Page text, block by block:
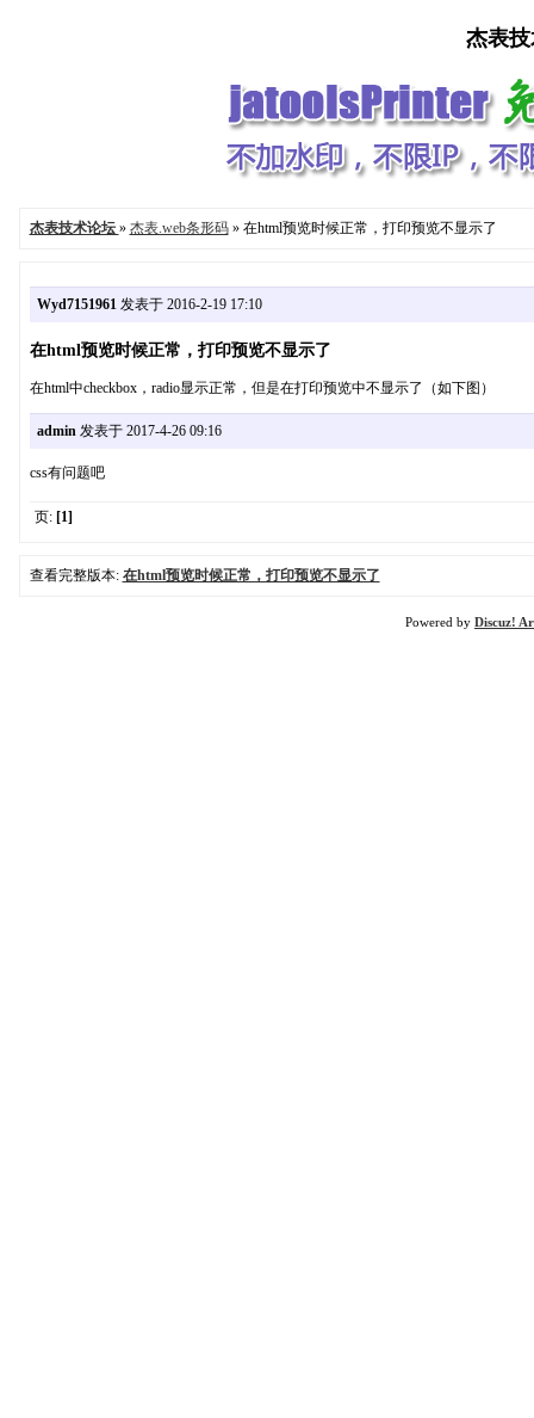
杰表
杰表技术论坛 » 杰表.web条形码» 在html预览时候正常，打印预览不显示了
Wyd7151961发表于 2016-2-19 17:10
在html预览时候正常，打印预览不显示了
在html中checkbox，radio显示正常，但是在打印预览中不显示了（如下图）
admin发表于 2017-4-26 09:16
css有问题吧
页: [1]
查看完整版本: 在html预览时候正常，打印预览不显示了
Powered by Discuz!